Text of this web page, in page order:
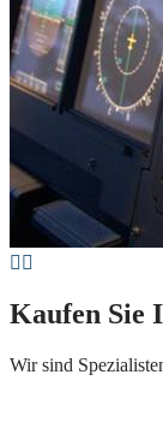
Kaufen Sie
Wir sind